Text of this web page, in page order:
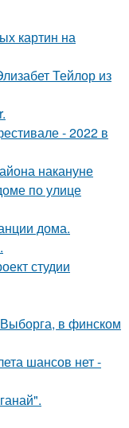
картин на
Тейлор из
- 2022 в
накануне
по улице
дома.
студии
в финском
шансов нет -